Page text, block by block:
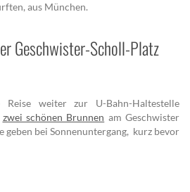
aus München.
Geschwister-Scholl-Platz
weiter zur U-Bahn-Haltestelle
zwei schönen Brunnen am Geschwister
geben bei Sonnenuntergang, kurz bevor